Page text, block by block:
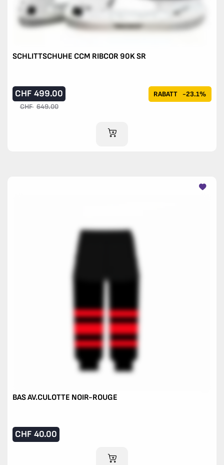
SCHLITTSCHUHE CCM RIBCOR 90K SR
RABATT -23.1%
CHF 499.00
CHF 649.00
IM WARENKORB
BAS AV.CULOTTE NOIR-ROUGE
CHF 40.00
IM WARENKORB